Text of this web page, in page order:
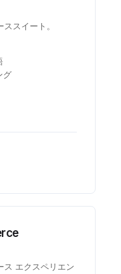
スイート。
グ
ス エクスペリエン